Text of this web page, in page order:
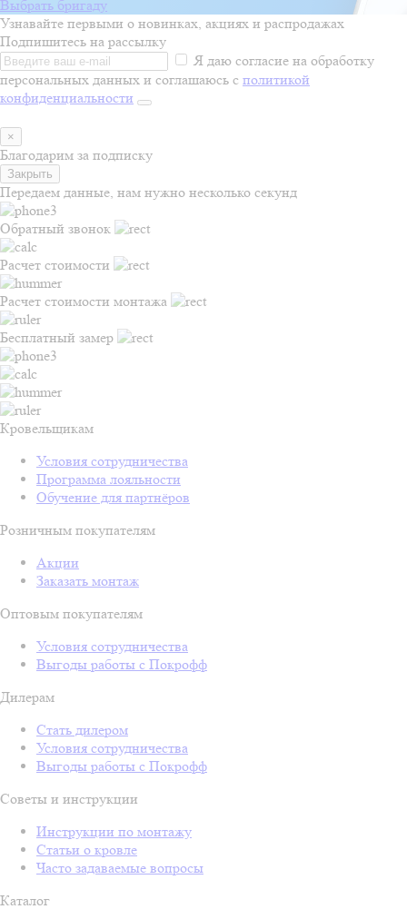
Выбрать бригаду
Узнавайте первыми о новинках, акциях и распродажах
Подпишитесь на рассылку
Я даю согласие на обработку
персональных данных и соглашаюсь с политикой
конфиденциальности
×
Благодарим за подписку
Закрыть
Передаем данные, нам нужно несколько секунд
Обратный звонок
Расчет стоимости
Расчет стоимости монтажа
Бесплатный замер
Кровельщикам
Условия сотрудничества
Программа лояльности
Обучение для партнёров
Розничным покупателям
Акции
Заказать монтаж
Оптовым покупателям
Условия сотрудничества
Выгоды работы с Покрофф
Дилерам
Стать дилером
Условия сотрудничества
Выгоды работы с Покрофф
Советы и инструкции
Инструкции по монтажу
Статьи о кровле
Часто задаваемые вопросы
Каталог